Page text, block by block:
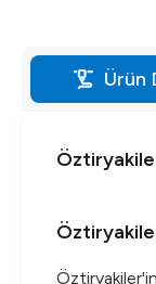
Ürün